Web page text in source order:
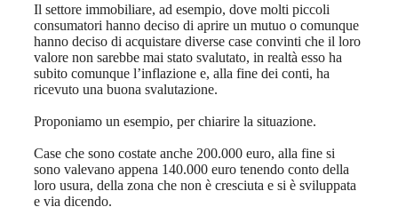
Il settore immobiliare, ad esempio, dove molti piccoli
consumatori hanno deciso di aprire un mutuo o comunque
hanno deciso di acquistare diverse case convinti che il loro
valore non sarebbe mai stato svalutato, in realtà esso ha
subito comunque l’inflazione e, alla fine dei conti, ha
ricevuto una buona svalutazione.
Proponiamo un esempio, per chiarire la situazione.
Case che sono costate anche 200.000 euro, alla fine si
sono valevano appena 140.000 euro tenendo conto della
loro usura, della zona che non è cresciuta e si è sviluppata
e via dicendo.